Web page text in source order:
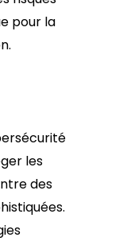
pour la
les
des